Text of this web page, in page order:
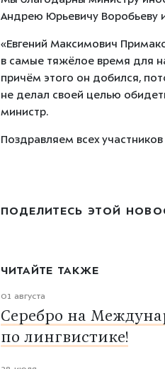
Андрею Юрьевичу Воробьеву
«Евгений Максимович
в самые тяжёлое время для
причём этого он добился,
не делал своей целью
министр.
Поздравляем всех
ПОДЕЛИТЕСЬ ЭТОЙ
ЧИТАЙТЕ ТАКЖЕ
01 августа
Серебро на
по лингвистике!